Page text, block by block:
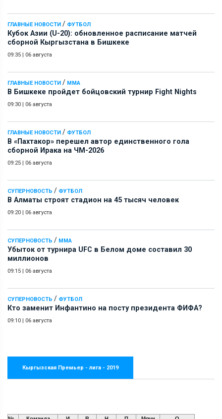
ГЛАВНЫЕ НОВОСТИ / ФУТБОЛ
Кубок Азии (U-20): обновленное расписание матчей
сборной Кыргызстана в Бишкеке
09:35 | 06 августа
ГЛАВНЫЕ НОВОСТИ / ММА
В Бишкеке пройдет бойцовский турнир Fight Nights
09:30 | 06 августа
ГЛАВНЫЕ НОВОСТИ / ФУТБОЛ
В «Пахтакор» перешел автор единственного гола
сборной Ирака на ЧМ-2026
09:25 | 06 августа
СУПЕРНОВОСТЬ / ФУТБОЛ
В Алматы строят стадион на 45 тысяч человек
09:20 | 06 августа
СУПЕРНОВОСТЬ / ММА
Убыток от турнира UFC в Белом доме составил 30
миллионов
09:15 | 06 августа
СУПЕРНОВОСТЬ / ФУТБОЛ
Кто заменит Инфантино на посту президента ФИФА?
09:10 | 06 августа
Кыргызская Премьер - лига - 2019